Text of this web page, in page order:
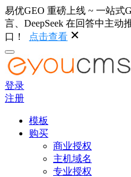
易优GEO 重磅上线 ~ 一站式
言、DeepSeek 在回答中主动
口！
点击查看
登录
注册
模板
购买
商业授权
主机域名
专业授权